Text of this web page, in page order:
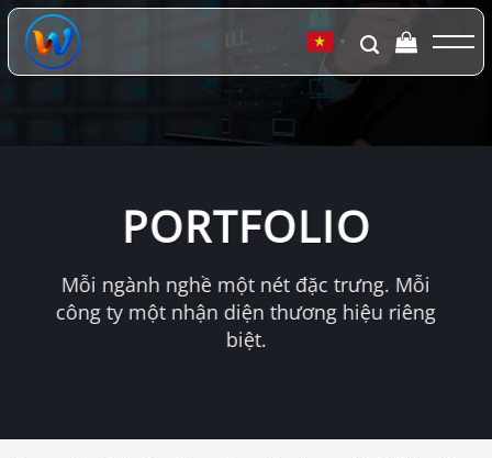
Chuyển
đến
dung
▼
PORTFOLIO
Mỗi ngành nghề một nét đặc trưng. Mỗi
công ty một nhận diện thương hiệu riêng
biệt.